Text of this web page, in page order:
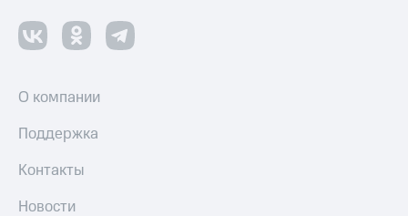
О компании
Поддержка
Контакты
Новости